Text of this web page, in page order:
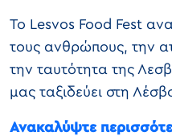
Το Lesvos Food Fest
τους ανθρώπους, την
την ταυτότητα της
μας ταξιδεύει στη
Ανακαλύψτε